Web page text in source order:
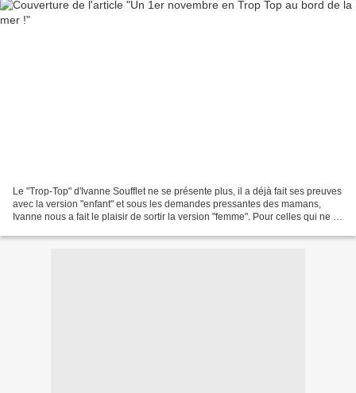
Le "Trop-Top" d'Ivanne Soufflet ne se présente plus, il a déjà fait ses preuves
avec la version "enfant" et sous les demandes pressantes des mamans,
Ivanne nous a fait le plaisir de sortir la version "femme". Pour celles qui ne le